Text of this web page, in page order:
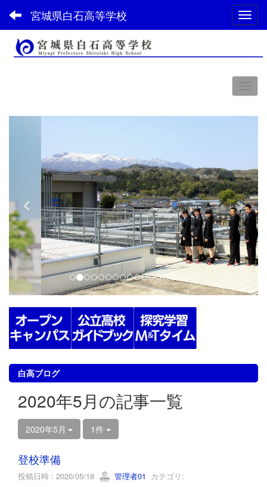
宮城県白石高等学校
o
u
s
t
白高ブログ
2020年5月の記事一覧
2020年5月 1件
登校準備
投稿日時 : 2020/05/18 管理者01 カテゴリ: